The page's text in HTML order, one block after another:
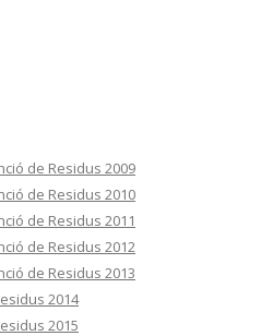
de Residus 2009
de Residus 2010
de Residus 2011
de Residus 2012
de Residus 2013
2014
2015